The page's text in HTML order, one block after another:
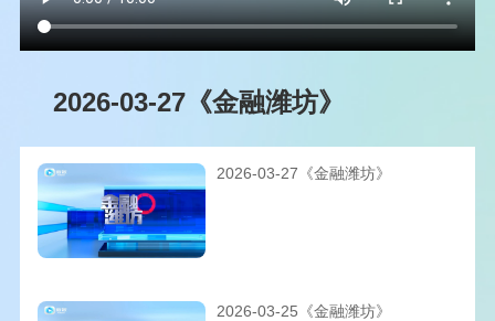
2026-03-27《金融潍坊》
2026-03-27《金融潍坊》
2026-03-25《金融潍坊》